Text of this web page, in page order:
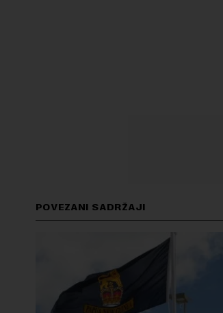
POVEZANI SADRŽAJI